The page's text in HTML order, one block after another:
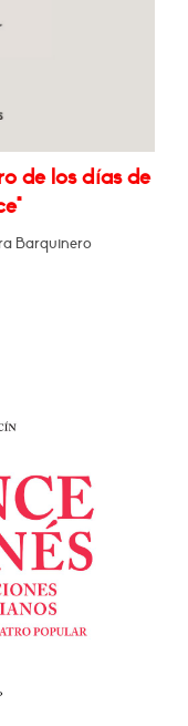
de los días de
Barquinero